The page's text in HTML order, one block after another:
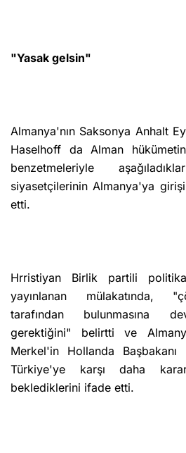
"Yasak gelsin"
Almanya'nın Saksonya Anhalt
Haselhoff da Alman
benzetmeleriyle
siyasetçilerinin Almanya'ya
etti.
Hrristiyan Birlik partili
yayınlanan mülakatında,
tarafından bulunmasına
gerektiğini" belirtti ve
Merkel'in Hollanda
Türkiye'ye karşı daha
beklediklerini ifade etti.